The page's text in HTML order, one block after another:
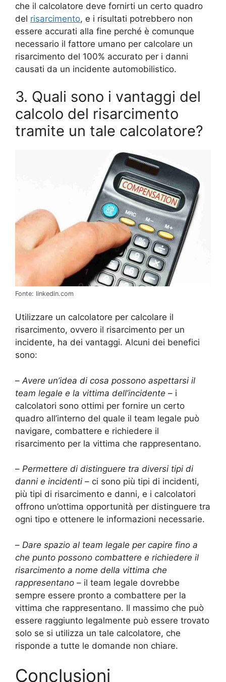
che il calcolatore deve fornirti un certo quadro
del risarcimento, e i risultati potrebbero non
essere accurati alla fine perché è comunque
necessario il fattore umano per calcolare un
risarcimento del 100% accurato per i danni
causati da un incidente automobilistico.
3. Quali sono i vantaggi del
calcolo del risarcimento
tramite un tale calcolatore?
Fonte: linkedin.com
Utilizzare un calcolatore per calcolare il
risarcimento, ovvero il risarcimento per un
incidente, ha dei vantaggi. Alcuni dei benefici
sono:
– Avere un’idea di cosa possono aspettarsi il
team legale e la vittima dell’incidente – i
calcolatori sono ottimi per fornire un certo
quadro all’interno del quale il team legale può
navigare, combattere e richiedere il
risarcimento per la vittima che rappresentano.
– Permettere di distinguere tra diversi tipi di
danni e incidenti – ci sono più tipi di incidenti,
più tipi di risarcimento e danni, e i calcolatori
offrono un’ottima opportunità per distinguere tra
ogni tipo e ottenere le informazioni necessarie.
– Dare spazio al team legale per capire fino a
che punto possono combattere e richiedere il
risarcimento a nome della vittima che
rappresentano – il team legale dovrebbe
sempre essere pronto a combattere per la
vittima che rappresentano. Il massimo che può
essere raggiunto legalmente può essere trovato
solo se si utilizza un tale calcolatore, che
risponde a tutte le domande non chiare.
Conclusioni